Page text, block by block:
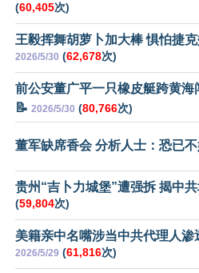
(60,405次)
王毅挥舞胡萝卜加大棒 惧怕捷
2026/5/30 (62,678次)
前公安董广平一只橡皮艇跨黄海
📝 2026/5/30 (80,766次)
董军缺席香会 分析人士：恐已
贵州“吉卜力城堡”遭强拆 揭中
(59,804次)
美籍亲中名嘴涉当中共代理人
2026/5/29 (61,816次)